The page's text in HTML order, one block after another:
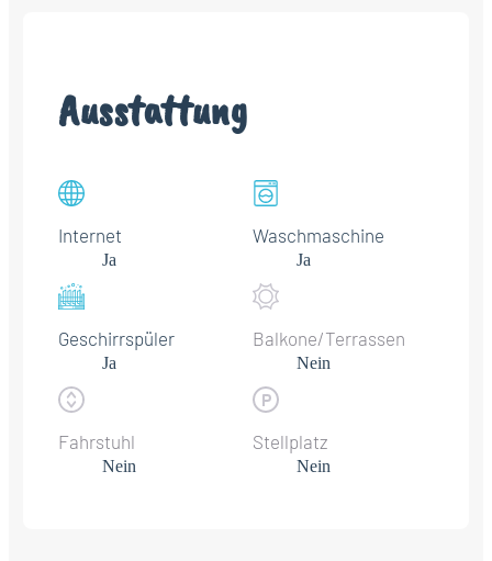
Ausstattung
Internet
Ja
Waschmaschine
Ja
Geschirrspüler
Ja
Balkone/Terrassen
Nein
Fahrstuhl
Nein
Stellplatz
Nein